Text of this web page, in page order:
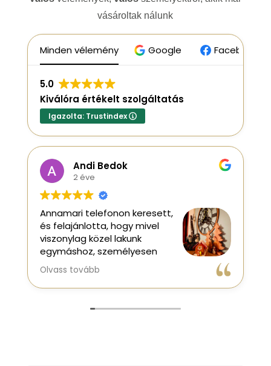
vásároltak nálunk
Minden vélemény Google Facebook
5.0
Kiválóra értékelt szolgáltatás
Igazolta: Trustindex
Andi Bedok
2 éve
Annamari telefonon keresett,
és felajánlotta, hogy mivel
viszonylag közel lakunk
egymáshoz, személyesen
hozza el a rendelt
mézeskalács házikót, nehogy összetörjön
a karácsony előtti túlterheltségben a
Olvass tovább